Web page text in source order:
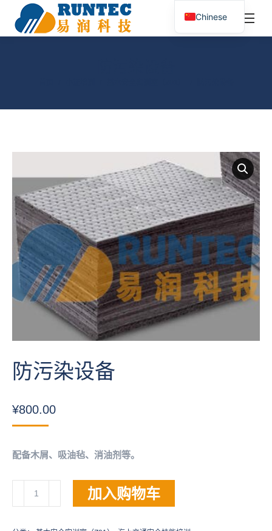
防污染设备
¥800.00
配备木屑、吸油毡、消油剂等。
设
加入购物车
Chinese